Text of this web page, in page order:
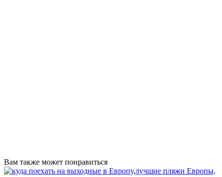
Вам также может понравиться